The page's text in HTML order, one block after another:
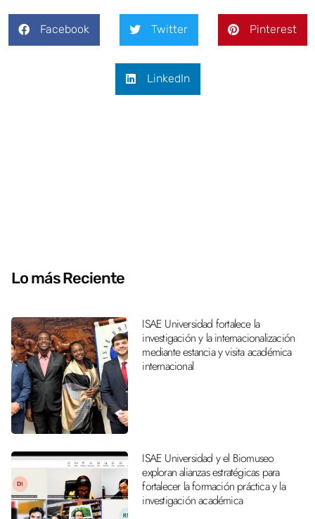
Facebook Twitter Pinterest
LinkedIn
Lo más Reciente
ISAE Universidad fortalece la
investigación y la internacionalización
mediante estancia y visita académica
internacional
ISAE Universidad y el Biomuseo
exploran alianzas estratégicas para
fortalecer la formación práctica y la
investigación académica